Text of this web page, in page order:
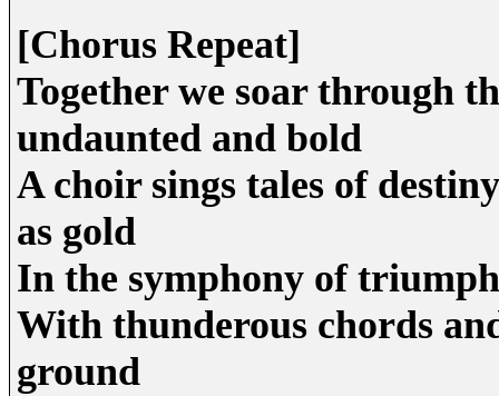
[Chorus Repeat]
Together we soar through
undaunted and bold
A choir sings tales of
as gold
In the symphony of
With thunderous chords
ground